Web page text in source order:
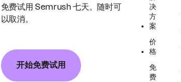
免费试用 Semrush 七天。随时可
以取消。
开始免费试用
决
方
案
价
格
免
费